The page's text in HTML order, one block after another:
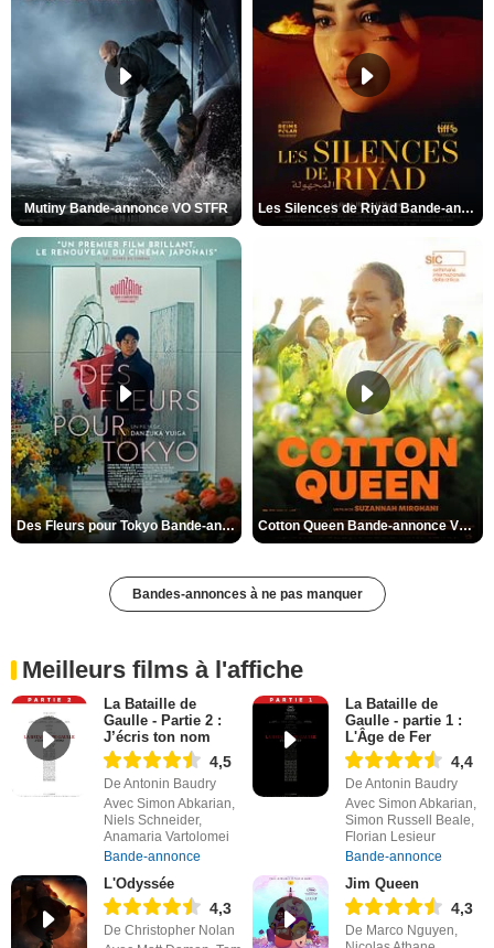
Mutiny Bande-annonce VO STFR Les Silences de Riyad Bande-annonce VO STFR
Des Fleurs pour Tokyo Bande-annonce VO STFR Cotton Queen Bande-annonce VO STFR
Bandes-annonces à ne pas manquer
Meilleurs films à l'affiche
La Bataille de
Gaulle - Partie 2 :
J’écris ton nom
4,5
De Antonin Baudry
Avec Simon Abkarian,
Niels Schneider,
Anamaria Vartolomei
Bande-annonce
La Bataille de
Gaulle - partie 1 :
L'Âge de Fer
4,4
De Antonin Baudry
Avec Simon Abkarian,
Simon Russell Beale,
Florian Lesieur
Bande-annonce
L'Odyssée
4,3
De Christopher Nolan
Jim Queen
4,3
De Marco Nguyen,